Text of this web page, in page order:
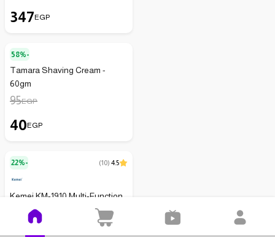
347EGP
58%-
Tamara Shaving Cream -
60gm
95EGP
40EGP
22%- (10) 4.5
Kemei KM-1910 Multi-Function
Beard Trimmer